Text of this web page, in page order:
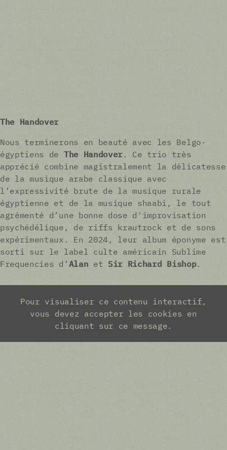
The Handover
Nous terminerons en beauté avec les Belgo-
égyptiens de The Handover. Ce trio très
apprécié combine magistralement la délicatesse
de la musique arabe classique avec
l’expressivité brute de la musique rurale
égyptienne et de la musique shaabi, le tout
agrémenté d’une bonne dose d'improvisation
psychédélique, de riffs krautrock et de sons
expérimentaux. En 2024, leur album éponyme est
sorti sur le label culte américain Sublime
Frequencies d’Alan et Sir Richard Bishop.